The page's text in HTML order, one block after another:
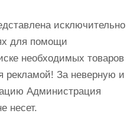
исключительно
для помощи
необходимых товаров
рекламой! За неверную и
Администрация
несет.